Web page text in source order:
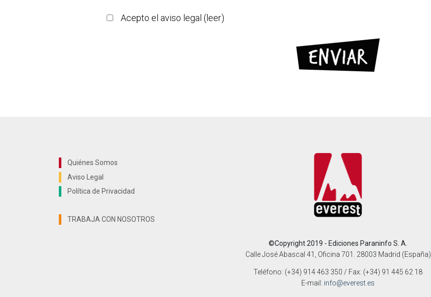
Acepto el aviso legal ( leer)
Quiénes Somos
Aviso Legal
Política de Privacidad
TRABAJA CON NOSOTROS
©Copyright 2019 - Ediciones Paraninfo S. A.
Calle José Abascal 41, Oficina 701. 28003 Madrid (España)
Teléfono: (+34) 914 463 350 / Fax: (+34) 91 445 62 18
E-mail: info@everest.es